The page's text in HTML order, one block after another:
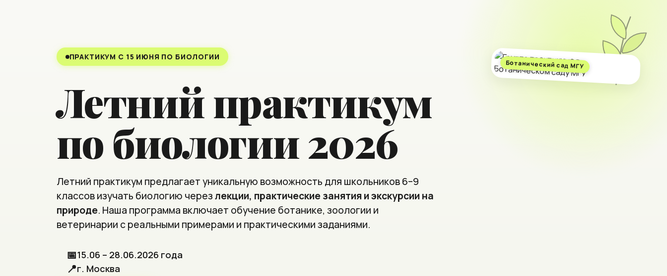
Ботанический сад МГУ
ПРАКТИКУМ С 15 ИЮНЯ ПО БИОЛОГИИ
Летний практикум
по биологии 2026
Летний практикум предлагает уникальную возможность для школьников 6–9
классов изучать биологию черезлекции, практические занятия и экскурсии на
природе. Наша программа включает обучение ботанике, зоологии и
ветеринарии с реальными примерами и практическими заданиями.
📅15.06 – 28.06.2026 года
📍г. Москва